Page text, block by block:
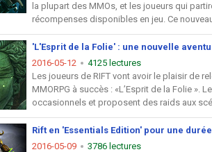
la plupart des MMOs, et les joueurs qui
récompenses disponibles en jeu. Ce
'L'Esprit de la Folie' : une nouvelle
2016-05-12
4125 lectures
Les joueurs de RIFT vont avoir le plaisir de
MMORPG à succès : «L’Esprit de la Folie
occasionnels et proposent des raids aux
Rift en 'Essentials Edition' pour une
2016-05-09
3786 lectures